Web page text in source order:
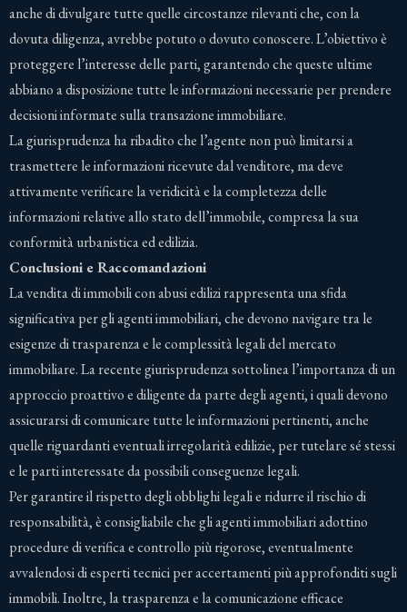
anche di divulgare tutte quelle circostanze rilevanti che, con la
dovuta diligenza, avrebbe potuto o dovuto conoscere. L’obiettivo è
proteggere l’interesse delle parti, garantendo che queste ultime
abbiano a disposizione tutte le informazioni necessarie per prendere
decisioni informate sulla transazione immobiliare.
La giurisprudenza ha ribadito che l’agente non può limitarsi a
trasmettere le informazioni ricevute dal venditore, ma deve
attivamente verificare la veridicità e la completezza delle
informazioni relative allo stato dell’immobile, compresa la sua
conformità urbanistica ed edilizia​​.
Conclusioni e Raccomandazioni
La vendita di immobili con abusi edilizi rappresenta una sfida
significativa per gli agenti immobiliari, che devono navigare tra le
esigenze di trasparenza e le complessità legali del mercato
immobiliare. La recente giurisprudenza sottolinea l’importanza di un
approccio proattivo e diligente da parte degli agenti, i quali devono
assicurarsi di comunicare tutte le informazioni pertinenti, anche
quelle riguardanti eventuali irregolarità edilizie, per tutelare sé stessi
e le parti interessate da possibili conseguenze legali.
Per garantire il rispetto degli obblighi legali e ridurre il rischio di
responsabilità, è consigliabile che gli agenti immobiliari adottino
procedure di verifica e controllo più rigorose, eventualmente
avvalendosi di esperti tecnici per accertamenti più approfonditi sugli
immobili. Inoltre, la trasparenza e la comunicazione efficace